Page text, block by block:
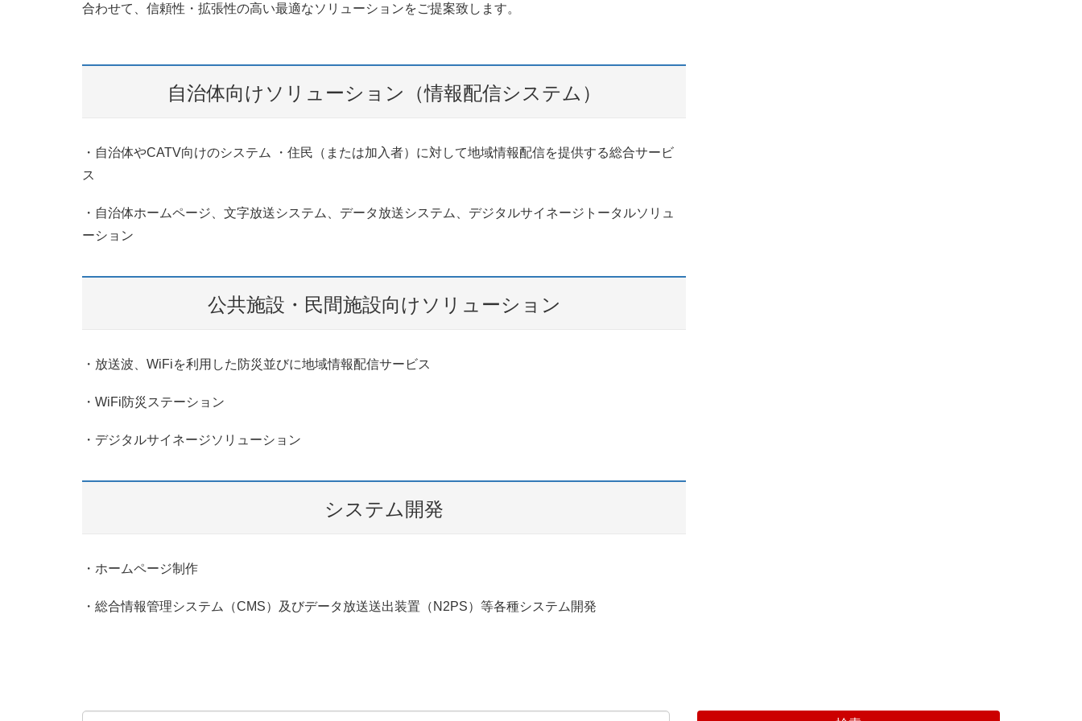
合わせて、信頼性・拡張性の高い最適なソリューションをご提案致します。
自治体向けソリューション（情報配信システム）
・自治体やCATV向けのシステム ・住民（または加入者）に対して地域情報配信を提供する総合サービ
ス
・自治体ホームページ、文字放送システム、データ放送システム、デジタルサイネージトータルソリュ
ーション
公共施設・民間施設向けソリューション
・放送波、WiFiを利用した防災並びに地域情報配信サービス
・WiFi防災ステーション
・デジタルサイネージソリューション
システム開発
・ホームページ制作
・総合情報管理システム（CMS）及びデータ放送送出装置（N2PS）等各種システム開発